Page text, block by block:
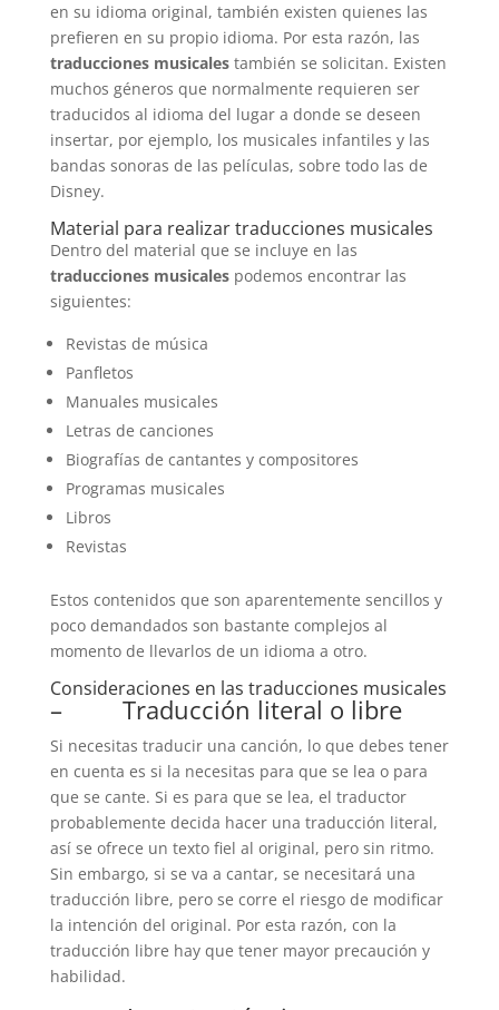
en su idioma original, también existen quienes las
prefieren en su propio idioma. Por esta razón, las
traducciones musicalestambién se solicitan. Existen
muchos géneros que normalmente requieren ser
traducidos al idioma del lugar a donde se deseen
insertar, por ejemplo, los musicales infantiles y las
bandas sonoras de las películas, sobre todo las de
Disney.
Material para realizar traducciones musicales
Dentro del material que se incluye en las
traducciones musicalespodemos encontrar las
siguientes:
Revistas de música
Panfletos
Manuales musicales
Letras de canciones
Biografías de cantantes y compositores
Programas musicales
Libros
Revistas
Estos contenidos que son aparentemente sencillos y
poco demandados son bastante complejos al
momento de llevarlos de un idioma a otro.
Consideraciones en las traducciones musicales
– Traducción literal o libre
Si necesitas traducir una canción, lo que debes tener
en cuenta es si la necesitas para que se lea o para
que se cante. Si es para que se lea, el traductor
probablemente decida hacer una traducción literal,
así se ofrece un texto fiel al original, pero sin ritmo.
Sin embargo, si se va a cantar, se necesitará una
traducción libre, pero se corre el riesgo de modificar
la intención del original. Por esta razón, con la
traducción libre hay que tener mayor precaución y
habilidad.